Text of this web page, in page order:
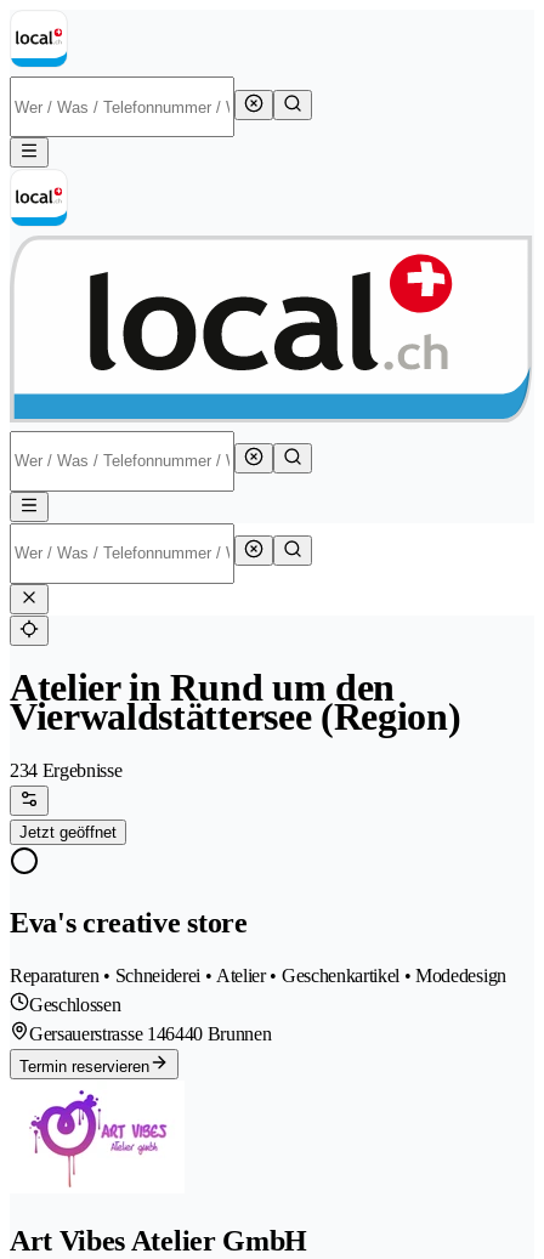
Atelier in Rund um den
Vierwaldstättersee (Region)
234 Ergebnisse
Jetzt geöffnet
Eva's creative store
Reparaturen • Schneiderei • Atelier • Geschenkartikel • Modedesign
Geschlossen
Gersauerstrasse 146440 Brunnen
Termin reservieren
Art Vibes Atelier GmbH